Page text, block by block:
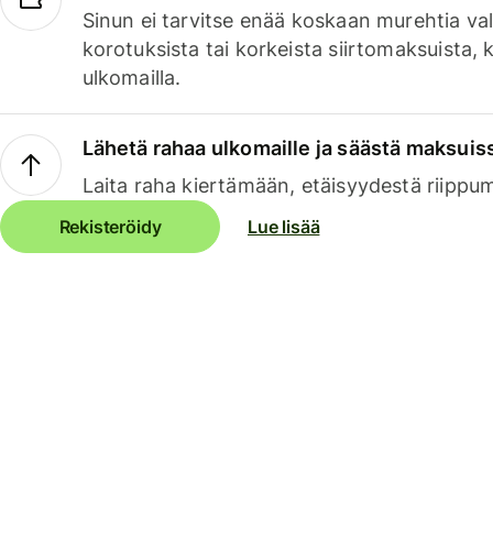
Sinun ei tarvitse enää koskaan murehtia
korotuksista tai korkeista siirtomaksuista,
ulkomailla.
Lähetä rahaa ulkomaille ja säästä
Laita raha kiertämään, etäisyydestä
Rekisteröidy Lue lisää